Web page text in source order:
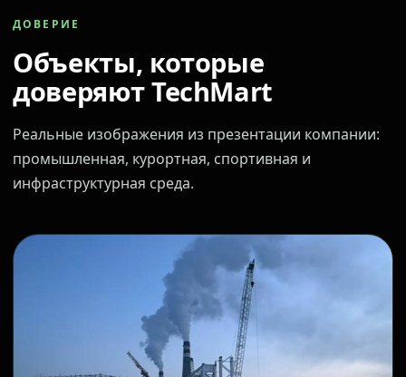
ДОВЕРИЕ
Объекты, которые
доверяют TechMart
Реальные изображения из презентации компании:
промышленная, курортная, спортивная и
инфраструктурная среда.